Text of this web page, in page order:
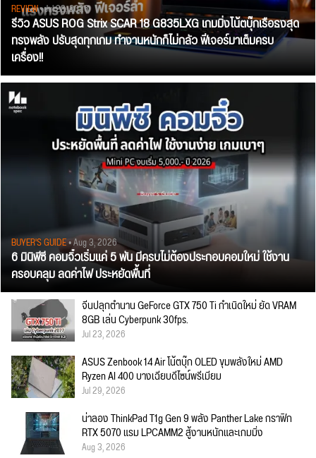
REVIEW• Jul 28, 2026
รีวิว ASUS ROG Strix SCAR 18 G835LXG เกมมิ่งโน้ตบุ๊กเรือธงสุด
ทรงพลัง ปรับสุดทุกเกม ทำงานหนักก็ไม่กลัว ฟีเจอร์มาเต็มครบ
เครื่อง!!
BUYER'S GUIDE• Aug 3, 2026
6 มินิพีซี คอมจิ๋วเริ่มแค่ 5 พัน มีครบไม่ต้องประกอบคอมใหม่ ใช้งาน
ครอบคลุม ลดค่าไฟ ประหยัดพื้นที่
จีนปลุกตำนาน GeForce GTX 750 Ti กำเนิดใหม่ ยัด VRAM
8GB เล่น Cyberpunk 30fps.
Jul 23, 2026
ASUS Zenbook 14 Air โน้ตบุ๊ก OLED ขุมพลังใหม่ AMD
Ryzen AI 400 บางเฉียบดีไซน์พรีเมียม
Jul 29, 2026
น่าลอง ThinkPad T1g Gen 9 พลัง Panther Lake กราฟิก
RTX 5070 แรม LPCAMM2 สู้งานหนักและเกมมิ่ง
Aug 3, 2026